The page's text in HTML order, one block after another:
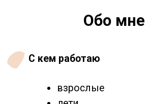
Само-исследование, обнаружение
ресурсов, интеграция опыта
Сопровождение в проживании
кризисов (эмиграция, смена
потеря или болезнь близких, прочие